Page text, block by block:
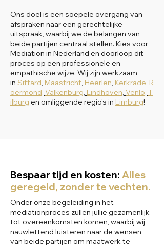
Ons doel is een soepele overgang van
afspraken naar een gerechtelijke
uitspraak, waarbij we de belangen van
beide partijen centraal stellen. Kies voor
Mediation in Nederland en doorloop dit
proces op een professionele en
empathische wijze. Wij zijn werkzaam
in Sittard, Maastricht, Heerlen, Kerkrade, R
oermond, Valkenburg, Eindhoven, Venlo, T
ilburg en omliggende regio's in Limburg!
Bespaar tijd en kosten: Alles
geregeld, zonder te vechten.
Onder onze begeleiding in het
mediationproces zullen jullie gezamenlijk
tot overeenkomsten komen, waarbij wij
nauwlettend luisteren naar de wensen
van beide partijen om maatwerk te